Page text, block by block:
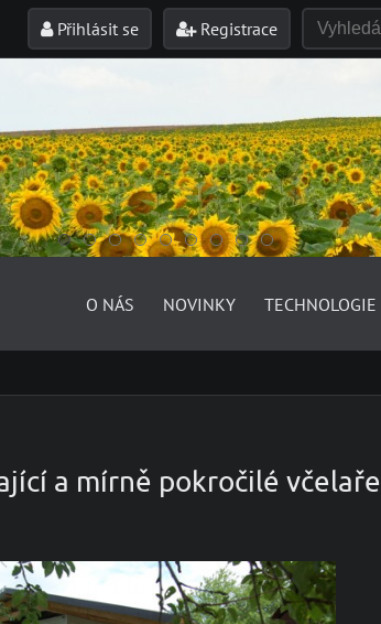
Přihlásit se Registrace
O NÁS NOVINKY TECHNOLOGIE
a mírně pokročilé včelaře